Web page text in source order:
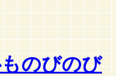
のびのび